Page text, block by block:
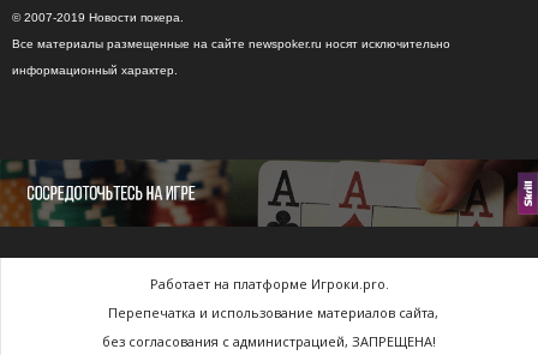
© 2007-2019 Новости покера.
Все материалы размещенные на сайте newspoker.ru носят исключительно
информационный характер.
Работает на платформе Игроки.pro.
Перепечатка и использование материалов сайта,
без согласования с администрацией, ЗАПРЕЩЕНА!